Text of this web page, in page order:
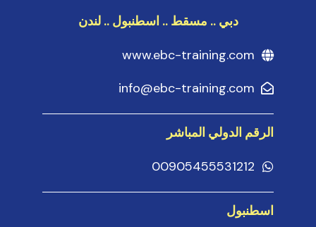
دبي .. مسقط .. اسطنبول .. لندن
www.ebc-training.com
info@ebc-training.com
الرقم الدولي المباشر
00905455531212
اسطنبول